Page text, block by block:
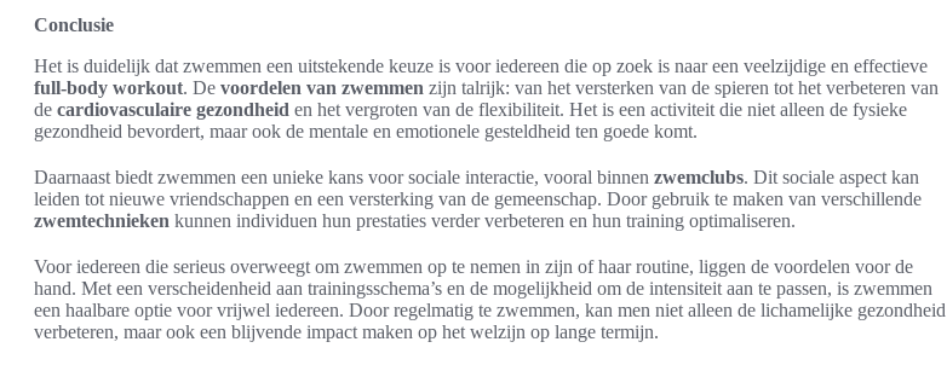
Conclusie
Het is duidelijk dat zwemmen een uitstekende keuze is voor iedereen die op zoek is naar een veelzijdige en effectieve
full-body workout. De voordelen van zwemmen zijn talrijk: van het versterken van de spieren tot het verbeteren van
de cardiovasculaire gezondheid en het vergroten van de flexibiliteit. Het is een activiteit die niet alleen de fysieke
gezondheid bevordert, maar ook de mentale en emotionele gesteldheid ten goede komt.
Daarnaast biedt zwemmen een unieke kans voor sociale interactie, vooral binnen zwemclubs. Dit sociale aspect kan
leiden tot nieuwe vriendschappen en een versterking van de gemeenschap. Door gebruik te maken van verschillende
zwemtechnieken kunnen individuen hun prestaties verder verbeteren en hun training optimaliseren.
Voor iedereen die serieus overweegt om zwemmen op te nemen in zijn of haar routine, liggen de voordelen voor de
hand. Met een verscheidenheid aan trainingsschema’s en de mogelijkheid om de intensiteit aan te passen, is zwemmen
een haalbare optie voor vrijwel iedereen. Door regelmatig te zwemmen, kan men niet alleen de lichamelijke gezondheid
verbeteren, maar ook een blijvende impact maken op het welzijn op lange termijn.